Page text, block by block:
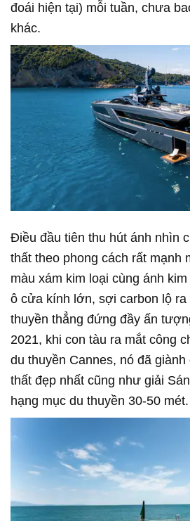
đoái hiện tại) mỗi tuần, chưa
khác.
Điều đầu tiên thu hút ánh nhìn
thất theo phong cách rất mạnh
màu xám kim loại cùng ánh
ô cửa kính lớn, sợi carbon lộ ra
thuyền thẳng đứng đầy ấn
2021, khi con tàu ra mắt công
du thuyền Cannes, nó đã
thất đẹp nhất cũng như giải
hạng mục du thuyền 30-50 mét.